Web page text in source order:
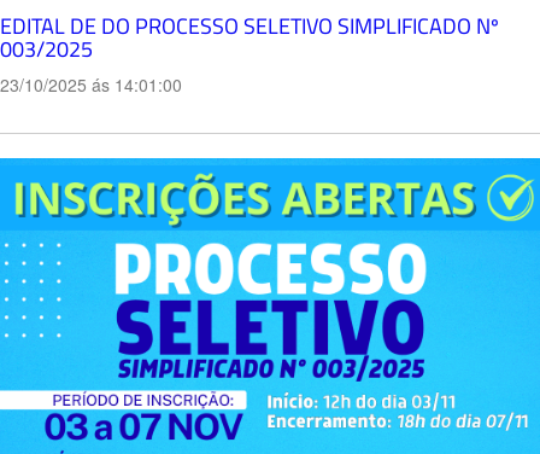
EDITAL DE DO PROCESSO SELETIVO SIMPLIFICADO Nº
003/2025
23/10/2025 ás 14:01:00